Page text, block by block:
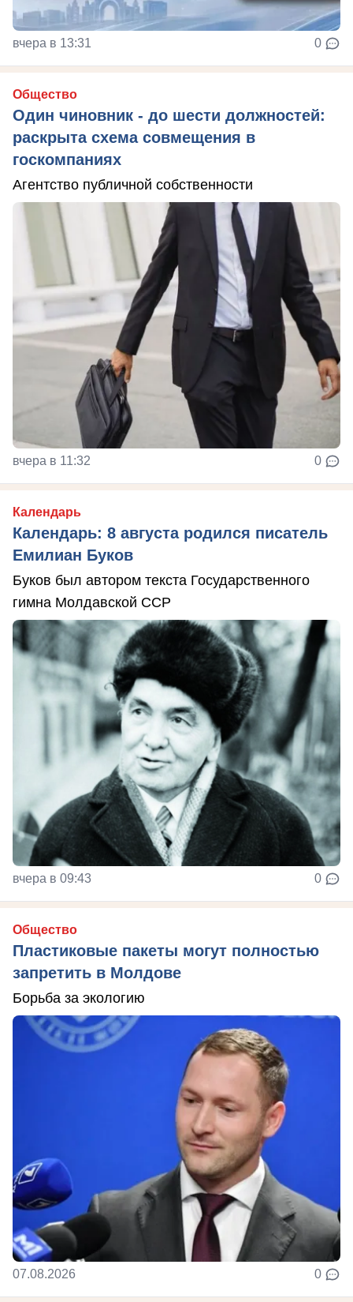
вчера в 13:31 0
Общество
Один чиновник - до шести должностей:
раскрыта схема совмещения в
госкомпаниях
Агентство публичной собственности
вчера в 11:32 0
Календарь
Календарь: 8 августа родился писатель
Емилиан Буков
Буков был автором текста Государственного
гимна Молдавской ССР
вчера в 09:43 0
Общество
Пластиковые пакеты могут полностью
запретить в Молдове
Борьба за экологию
07.08.2026 0